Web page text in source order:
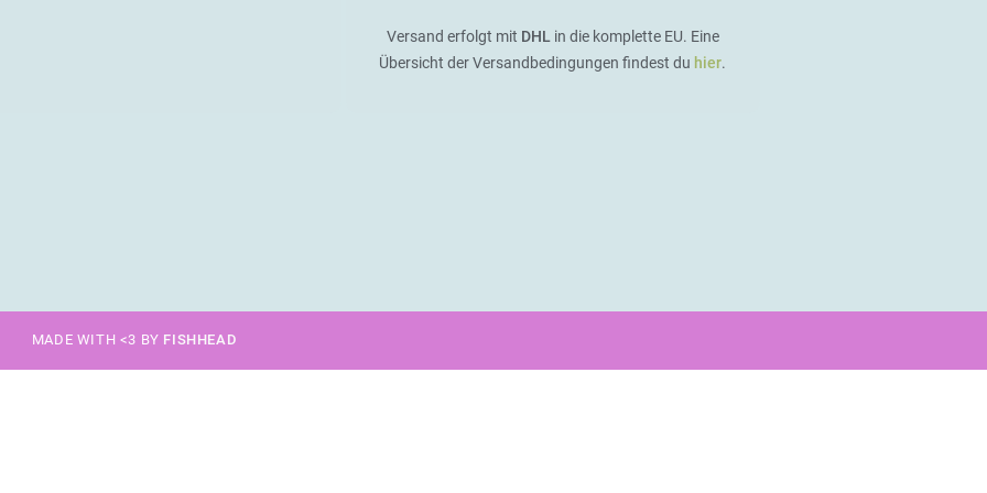
Versand erfolgt mit DHL in die komplette EU. Eine
Übersicht der Versandbedingungen findest du hier.
MADE WITH <3 BY FISHHEAD